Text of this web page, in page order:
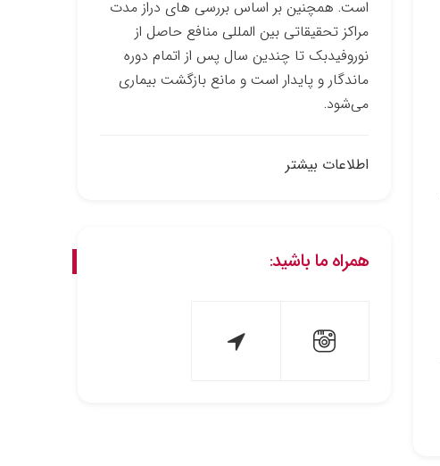
است. همچنین بر اساس بررسی­ های دراز مدت
مراکز تحقیقاتی بین­ المللی منافع حاصل از
نوروفیدبک تا چندین سال پس از اتمام دوره
ماندگار و پایدار است و مانع بازگشت بیماری
می‌شود.
اطلاعات بیشتر
همراه ما باشید: